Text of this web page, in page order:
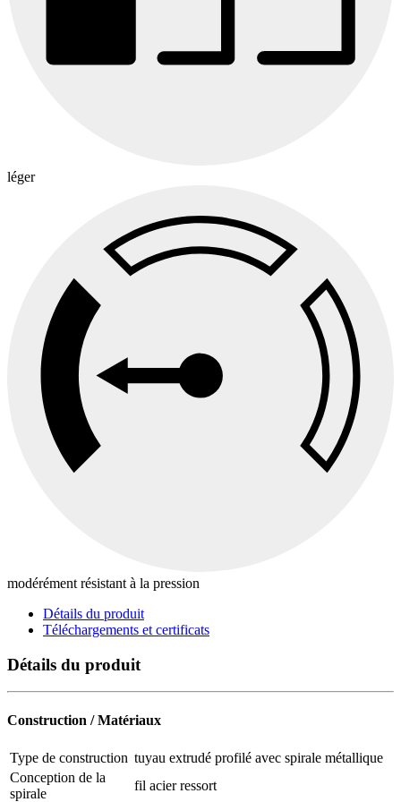
léger
modérément résistant à la pression
Détails du produit
Téléchargements et certificats
Détails du produit
Construction / Matériaux
Type de construction tuyau extrudé profilé avec spirale métallique
Conception de la
spirale
fil acier ressort